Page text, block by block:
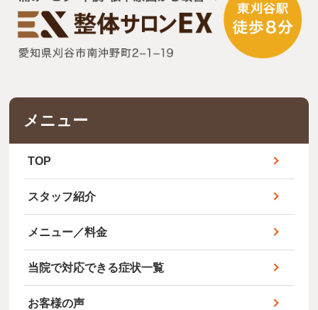
メニュー
TOP
スタッフ紹介
メニュー／料金
当院で対応できる症状一覧
お客様の声